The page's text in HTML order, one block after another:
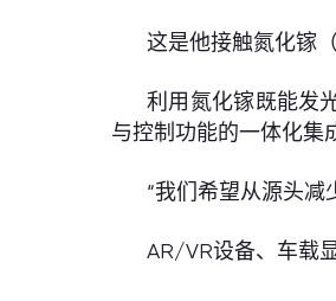
这是他接触氮化镓
利用氮化镓既能发
与控制功能的一体化集
“我们希望从源头
AR/VR设备、车载